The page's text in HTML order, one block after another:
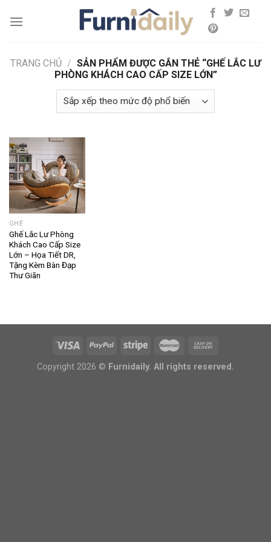
TRANG CHỦ / SẢN PHẨM ĐƯỢC GẮN THẺ “GHẾ LẮC LƯ
PHÒNG KHÁCH CAO CẤP SIZE LỚN”
GHẾ
Ghế Lắc Lư Phòng
Khách Cao Cấp Size
Lớn – Họa Tiết DR,
Tặng Kèm Bàn Đạp
Thư Giãn
Copyright 2026 © Furnidaily. All rights reserved.